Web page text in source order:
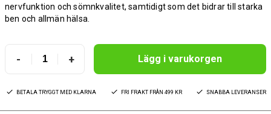
nervfunktion och sömnkvalitet, samtidigt som det bidrar till starka
ben och allmän hälsa.
- + Lägg i varukorgen
BETALA TRYGGT MED KLARNA FRI FRAKT FRÅN 499 KR SNABBA LEVERANSER